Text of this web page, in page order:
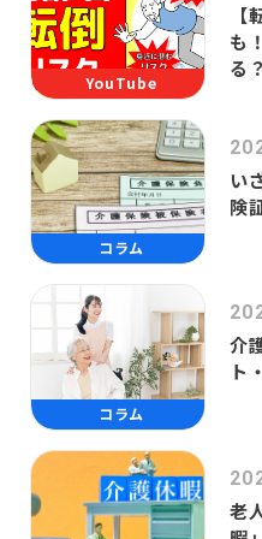
YouTube
も
る？
コラム
い
険
コラム
介
ト
老